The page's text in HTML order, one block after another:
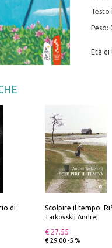
Testo
Peso:
Età
di
Tarkovskij Andrej
€ 27.55
€ 29.00 -5 %